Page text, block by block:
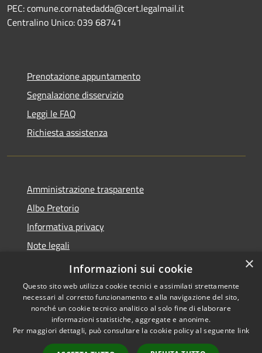
PEC: comune.cornatedadda@cert.legalmail.it
Centralino Unico: 039 68741
Prenotazione appuntamento
Segnalazione disservizio
Leggi le FAQ
Richiesta assistenza
Amministrazione trasparente
Albo Pretorio
Informativa privacy
Note legali
Dichiarazione di accessibilità
Accessibilità
Copyright © 2026 • Città di
Cornate d'Adda • Powered by
×
Informazioni sui cookie
Questo sito web utilizza cookie tecnici e assimilati strettamente
necessari al corretto funzionamento e alla navigazione del sito,
nonché un cookie tecnico analitico al solo fine di elaborare
informazioni statistiche, aggregate e anonime.
Per maggiori dettagli, può consultare la cookie policy al seguente link